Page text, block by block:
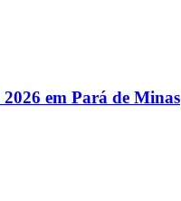
em Pará de Minas